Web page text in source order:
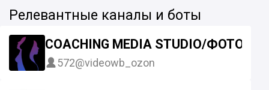
Релевантные каналы и боты
COACHING MEDIA STUDIO/ФОТО
572@videowb_ozon